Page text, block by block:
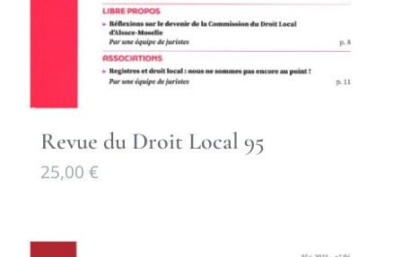
Revue du Droit Local 95
25,00 €